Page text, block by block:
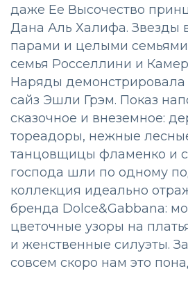
даже Ее Высочество
Дана Аль Халифа. Звезды
парами и целыми
семья Росселлини и
Наряды
сайз Эшли Грэм. Показ
сказочное и внеземное:
тореадоры, нежные
танцовщицы фламенко и
господа шли по одному
коллекция идеально
бренда Dolce&Gabbana:
цветочные узоры на
и женственные силуэты.
совсем скоро нам это